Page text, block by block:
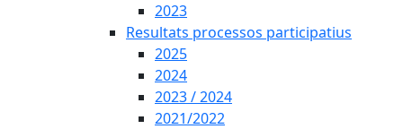
2023
Resultats processos participatius
2025
2024
2023 / 2024
2021/2022